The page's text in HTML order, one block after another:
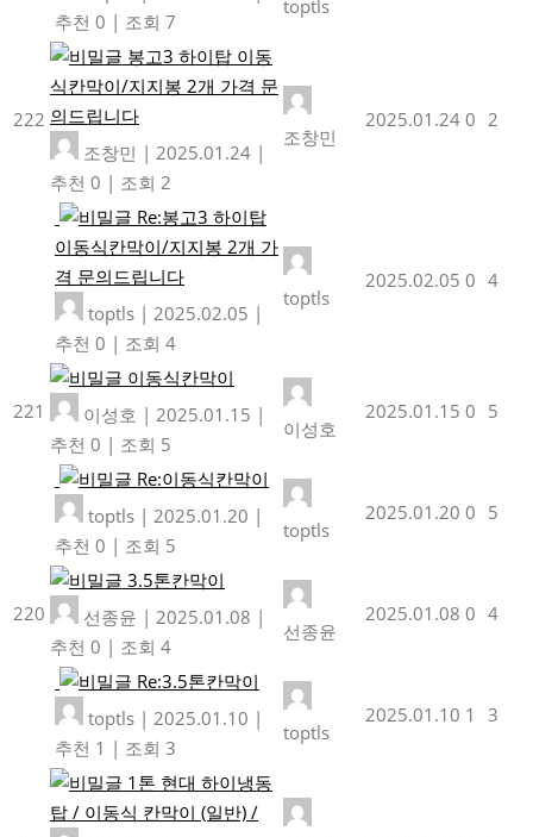
추천 0 | 조회 7
toptls
222
봉고3 하이탑 이동
식칸막이/지지봉 2개 가격 문
의드립니다
조창민 | 2025.01.24 |
추천 0 | 조회 2
조창민
2025.01.24 0 2
Re:봉고3 하이탑
이동식칸막이/지지봉 2개 가
격 문의드립니다
toptls | 2025.02.05 |
추천 0 | 조회 4
toptls
2025.02.05 0 4
221
이동식칸막이
이성호 | 2025.01.15 |
추천 0 | 조회 5
이성호
2025.01.15 0 5
Re:이동식칸막이
toptls | 2025.01.20 |
추천 0 | 조회 5
toptls
2025.01.20 0 5
220
3.5톤칸막이
선종윤 | 2025.01.08 |
추천 0 | 조회 4
선종윤
2025.01.08 0 4
Re:3.5톤칸막이
toptls | 2025.01.10 |
추천 1 | 조회 3
toptls
2025.01.10 1 3
1톤 현대 하이냉동
탑 / 이동식 칸막이 (일반) /